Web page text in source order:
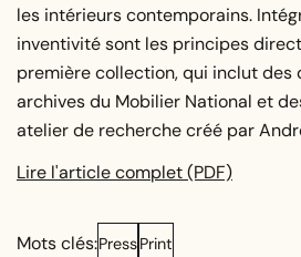
les intérieurs contemporains.
inventivité sont les principes
première collection, qui inclut des
archives du Mobilier National et
atelier de recherche créé par
Lire l'article complet (PDF)
Mots clés:PressPrint